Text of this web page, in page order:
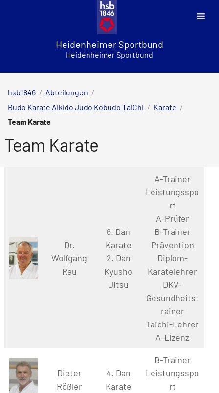
Heidenheimer Sportbund
Heidenheimer Sportbund
hsb1846 / Abteilungen /
Budo Karate Aikido Judo Kobudo TaiChi / Karate /
Team Karate
Team Karate
Dr.
Wolfgang
Rau
6. Dan
Karate
2. Dan
Kyusho
Jitsu
A-Trainer
Leistungsspo
rt
A-Prüfer
B-Trainer
Prävention
Diplom-
Karatelehrer
DKV-
Gesundheitst
rainer
Taichi-Lehrer
A-Lizenz
Dieter
Rößler
4. Dan
Karate
B-Trainer
Leistungsspo
rt